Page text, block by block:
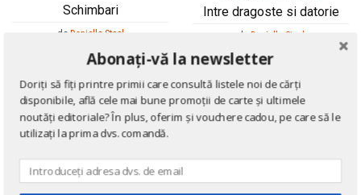
Schimbari
de Danielle Steel
Intre dragoste si datorie
de Danielle Steel
16%
Abonați-vă la newsletter
Doriți să fiți printre primii care consultă listele noi de cărți
disponibile, află cele mai bune promoții de carte și ultimele
noutăți editoriale? În plus, oferim și vouchere cadou, pe care să le
utilizați la prima dvs. comandă.